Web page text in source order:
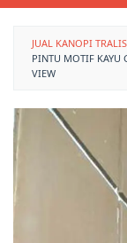
JUAL KANOPI TRALIS
PINTU MOTIF KAYU
VIEW